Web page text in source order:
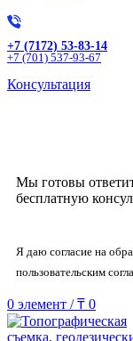
+7 (7172) 53-83-14
+7 (701) 537-93-67
Консультация
Мы готовы
бесплатную
Я даю согласие на
пользовательским
0 элемент / ₸ 0